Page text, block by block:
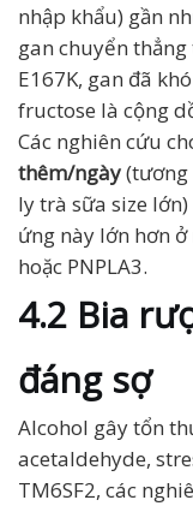
nhập khẩu) gần
gan chuyển
E167K, gan đã
fructose là cộng
Các nghiên cứu
thêm/ngày(tương
ly trà sữa size
ứng này lớn hơn
hoặc PNPLA3.
4.2 Bia
đáng sợ
Alcohol gây tổn
acetaldehyde,
TM6SF2, các